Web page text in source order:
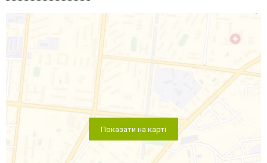
Показати на карті